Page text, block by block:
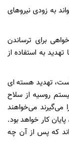
به زودی نیروهای
برای ترساندن
به استفاده از
تهدید هسته ای
روسیه از سلاح
می‌گیرند می‌خواهند
کار خواهد بود.
که پس از آن چه